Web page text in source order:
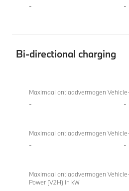
- -
Bi-directional charging
directional
charging
xDrive
Coupé
Maximaal ontlaadvermogen
- -
Maximaal ontlaadvermogen
- -
Maximaal ontlaadvermogen
Power (V2H) in kW